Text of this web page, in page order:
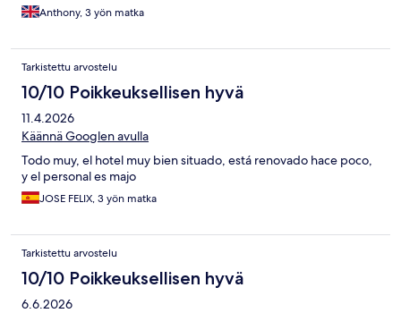
Anthony, 3 yön matka
Tarkistettu arvostelu
10/10 Poikkeuksellisen hyvä
11.4.2026
Käännä Googlen avulla
Todo muy, el hotel muy bien situado, está renovado hace poco,
y el personal es majo
JOSE FELIX, 3 yön matka
Tarkistettu arvostelu
10/10 Poikkeuksellisen hyvä
6.6.2026